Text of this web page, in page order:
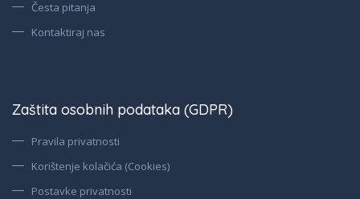
Česta pitanja
Kontaktiraj nas
Zaštita osobnih podataka (GDPR)
Pravila privatnosti
Korištenje kolačića (Cookies)
Postavke privatnosti